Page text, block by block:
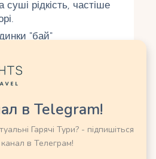
рідкість, частіше
"бай"
часто з імпортних
в Telegram!
Гарячі Тури? - підпишіться
в Телеграм!